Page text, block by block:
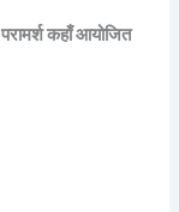
कहाँ आयोजित